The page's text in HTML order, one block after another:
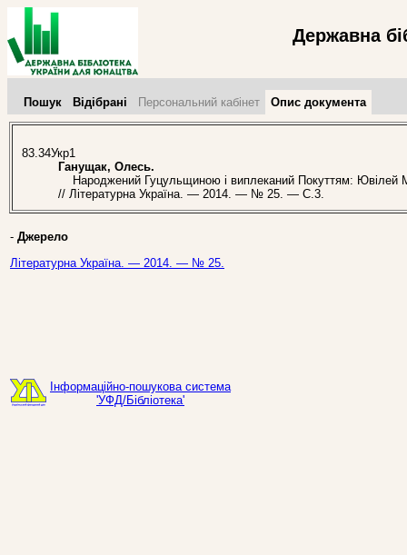
Державна
Пошук Відібрані Персональний кабінет Опис документа
83.34Укр1
Ганущак, Олесь.
Народжений Гуцульщиною і виплеканий Покуттям: Ювілей
// Літературна Україна. — 2014. — № 25. — С.3.
- Джерело
Літературна Україна. — 2014. — № 25.
Інформаційно-пошукова система
'УФД/Бібліотека'